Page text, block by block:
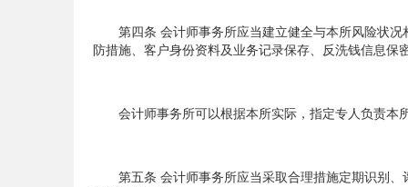
第四条 会计师事务所应当建立健全与本所风险状况
防措施、客户身份资料及业务记录保存、反洗钱信息保
会计师事务所可以根据本所实际，指定专人负责本
第五条 会计师事务所应当采取合理措施定期识别、